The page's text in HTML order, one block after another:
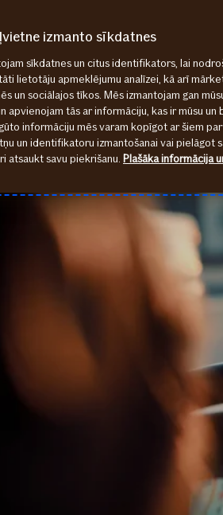
Latvijas autovadītāju netikumi satiksmē
izmanto sīkdatnes
sīkdatnes un citus identifikators, lai
lietotāju apmeklējumu analīzei, kā arī
un sociālajos tīkos. Mēs izmantojam gan
apvienojam tās ar informāciju, kas ir mūsu
informāciju mēs varam kopīgot ar šiem
un identifikatoru izmantošanai vai pielāgot
atsaukt savu piekrišanu. Plašāka informācija